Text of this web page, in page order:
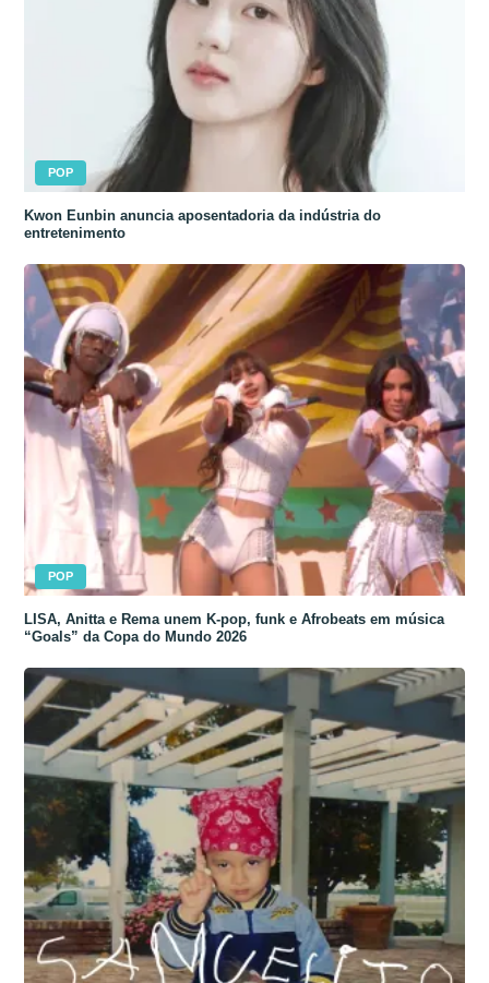
POP
Kwon Eunbin anuncia aposentadoria da indústria do
entretenimento
POP
LISA, Anitta e Rema unem K-pop, funk e Afrobeats em música
“Goals” da Copa do Mundo 2026